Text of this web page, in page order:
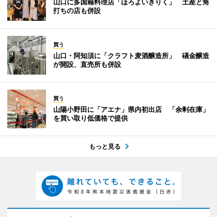
打ちの店も併設
買う
山口・阿知須に「クラフト麦酒醸造所」 礒金醸造
が開設、直売所も併設
買う
山陽小野田に「アエナ」県内初出店 「余剰在庫」
を買い取り低価格で提供
もっと見る